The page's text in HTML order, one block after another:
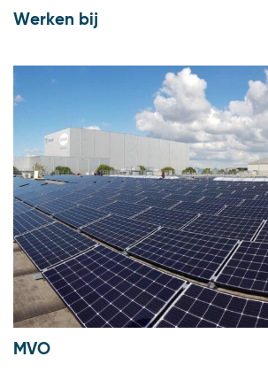
Werken bij
MVO